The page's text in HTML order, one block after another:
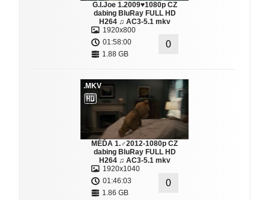
G.I.Joe 1.2009♥1080p CZ
dabing BluRay FULL HD
H264 ♫ AC3-5.1 mkv
1920x800
01:58:00
1.88 GB
0
.MKV
MÉĎA 1.♂2012-1080p CZ
dabing BluRay FULL HD
H264 ♫ AC3-5.1 mkv
1920x1040
01:46:03
1.86 GB
0